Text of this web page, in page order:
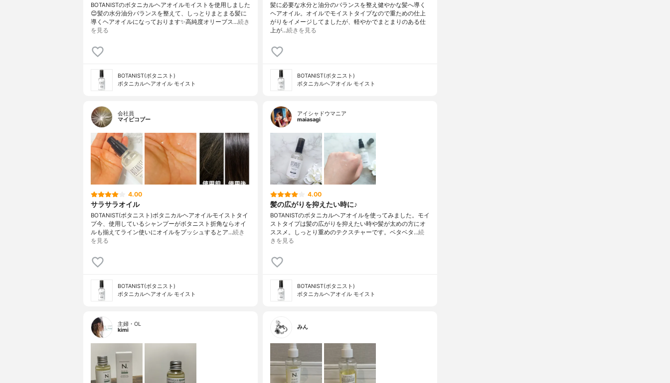
BOTANISTのボタニカルヘアオイルモイストを使用しました
😊髪の水分油分バランスを整えて、しっとりまとまる髪に
導くヘアオイルになっております✨高純度オリーブス…続き
を見る
BOTANIST(ボタニスト)
ボタニカルヘアオイル モイスト
髪に必要な水分と油分のバランスを整え健やかな髪へ導く
ヘアオイル。オイルでモイストタイプなので重ための仕上
がりをイメージしてましたが、軽やかでまとまりのある仕
上が…続きを見る
BOTANIST(ボタニスト)
ボタニカルヘアオイル モイスト
会社員
マイピコブー
4.00
サラサラオイル
BOTANIST(ボタニスト)ボタニカルヘアオイルモイストタイ
プ今、使用しているシャンプーがボタニスト折角ならオイ
ルも揃えてライン使いにオイルをプッシュするとア…続き
を見る
BOTANIST(ボタニスト)
ボタニカルヘアオイル モイスト
アイシャドウマニア
maiasagi
4.00
髪の広がりを抑えたい時に♪
BOTANISTのボタニカルヘアオイルを使ってみました。モイ
ストタイプは髪の広がりを抑えたい時や髪が太めの方にオ
ススメ。しっとり重めのテクスチャーです。ベタベタ…続
きを見る
BOTANIST(ボタニスト)
ボタニカルヘアオイル モイスト
主婦・OL
kimi
みん